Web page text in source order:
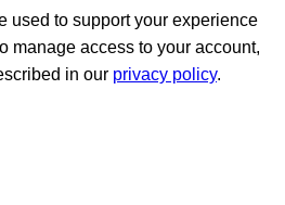
used to support your experience
manage access to your account,
in our privacy policy.